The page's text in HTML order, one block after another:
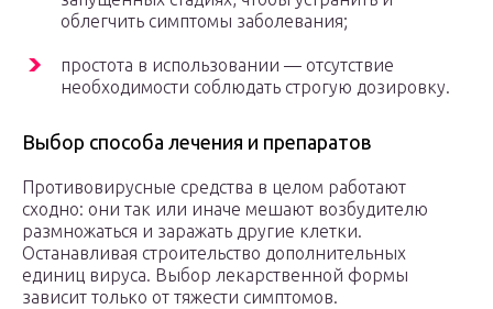
облегчить симптомы заболевания;
простота в использовании — отсутствие
необходимости соблюдать строгую дозировку.
Выбор способа лечения и препаратов
Противовирусные средства в целом работают
сходно: они так или иначе мешают возбудителю
размножаться и заражать другие клетки.
Останавливая строительство дополнительных
единиц вируса. Выбор лекарственной формы
зависит только от тяжести симптомов.